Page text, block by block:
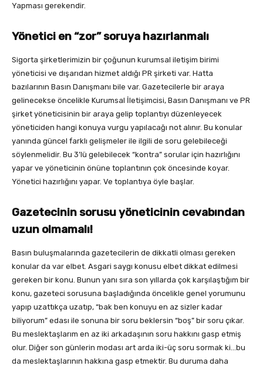
Yapması gerekendir.
Yönetici en “zor” soruya hazırlanmalı
Sigorta şirketlerimizin bir çoğunun kurumsal iletişim birimi
yöneticisi ve dışarıdan hizmet aldığı PR şirketi var. Hatta
bazılarının Basın Danışmanı bile var. Gazetecilerle bir araya
gelinecekse öncelikle Kurumsal İletişimcisi, Basın Danışmanı ve PR
şirket yöneticisinin bir araya gelip toplantıyı düzenleyecek
yöneticiden hangi konuya vurgu yapılacağı not alınır. Bu konular
yanında güncel farklı gelişmeler ile ilgili de soru gelebileceği
söylenmelidir. Bu 3’lü gelebilecek “kontra” sorular için hazırlığını
yapar ve yöneticinin önüne toplantının çok öncesinde koyar.
Yönetici hazırlığını yapar. Ve toplantıya öyle başlar.
Gazetecinin sorusu yöneticinin cevabından
uzun olmamalı!
Basın buluşmalarında gazetecilerin de dikkatli olması gereken
konular da var elbet. Asgari saygı konusu elbet dikkat edilmesi
gereken bir konu. Bunun yanı sıra son yıllarda çok karşılaştığım bir
konu, gazeteci sorusuna başladığında öncelikle genel yorumunu
yapıp uzattıkça uzatıp, “bak ben konuyu en az sizler kadar
biliyorum” edası ile sonuna bir soru beklersin “boş” bir soru çıkar.
Bu meslektaşlarım en az iki arkadaşının soru hakkını gasp etmiş
olur. Diğer son günlerin modası art arda iki-üç soru sormak ki…bu
da meslektaşlarının hakkına gasp etmektir. Bu duruma daha